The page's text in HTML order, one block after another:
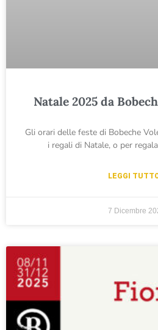
Natale 2025 da
Gli orari delle feste di Bobeche
i regali di Natale, o per
LEGGI
7 Dicembre